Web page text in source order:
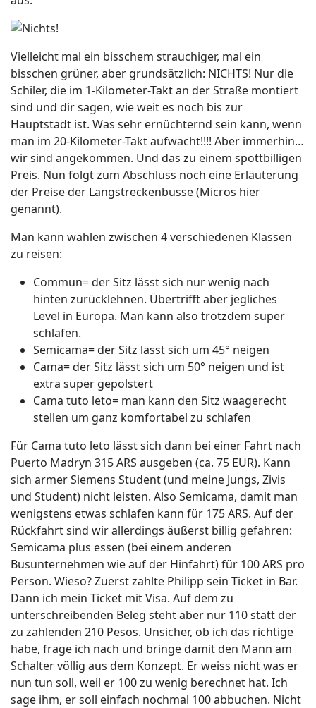
Vielleicht mal ein bisschem strauchiger, mal ein
bisschen grüner, aber grundsätzlich: NICHTS! Nur die
Schiler, die im 1-Kilometer-Takt an der Straße montiert
sind und dir sagen, wie weit es noch bis zur
Hauptstadt ist. Was sehr ernüchternd sein kann, wenn
man im 20-Kilometer-Takt aufwacht!!!! Aber immerhin…
wir sind angekommen. Und das zu einem spottbilligen
Preis. Nun folgt zum Abschluss noch eine Erläuterung
der Preise der Langstreckenbusse (Micros hier
genannt).
Man kann wählen zwischen 4 verschiedenen Klassen
zu reisen:
Commun= der Sitz lässt sich nur wenig nach
hinten zurücklehnen. Übertrifft aber jegliches
Level in Europa. Man kann also trotzdem super
schlafen.
Semicama= der Sitz lässt sich um 45° neigen
Cama= der Sitz lässt sich um 50° neigen und ist
extra super gepolstert
Cama tuto leto= man kann den Sitz waagerecht
stellen um ganz komfortabel zu schlafen
Für Cama tuto leto lässt sich dann bei einer Fahrt nach
Puerto Madryn 315 ARS ausgeben (ca. 75 EUR). Kann
sich armer Siemens Student (und meine Jungs, Zivis
und Student) nicht leisten. Also Semicama, damit man
wenigstens etwas schlafen kann für 175 ARS. Auf der
Rückfahrt sind wir allerdings äußerst billig gefahren:
Semicama plus essen (bei einem anderen
Busunternehmen wie auf der Hinfahrt) für 100 ARS pro
Person. Wieso? Zuerst zahlte Philipp sein Ticket in Bar.
Dann ich mein Ticket mit Visa. Auf dem zu
unterschreibenden Beleg steht aber nur 110 statt der
zu zahlenden 210 Pesos. Unsicher, ob ich das richtige
habe, frage ich nach und bringe damit den Mann am
Schalter völlig aus dem Konzept. Er weiss nicht was er
nun tun soll, weil er 100 zu wenig berechnet hat. Ich
sage ihm, er soll einfach nochmal 100 abbuchen. Nicht